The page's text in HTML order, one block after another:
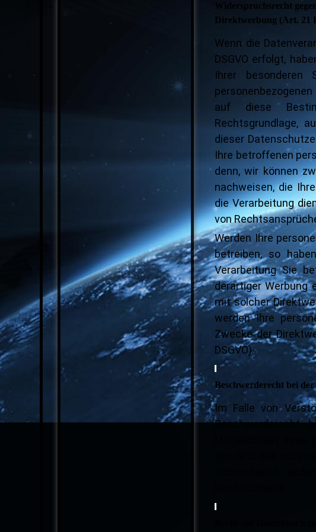
Widerspruchsrecht
Direktwerbung (Art. 21
Wenn die
DSGVO erfolgt,
Ihrer besonderen
auf diese
Rechtsgrundlage,
dieser
Ihre betroffenen
denn, wir können
nachweisen, die
die Verarbeitung
von
Werden Ihre
betreiben, so
Verarbeitung Sie
derartiger Werbung
mit solcher
werden Ihre
Zwecke der
DSGVO).
Beschwerderecht bei
Im Falle von
Beschwerderecht